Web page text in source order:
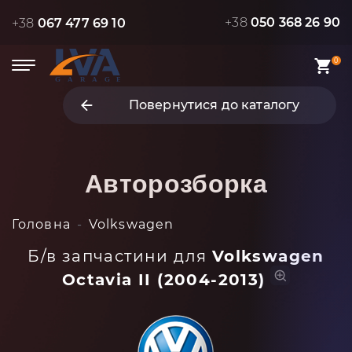
+38 067 477 69 10 +38 050 368 26 90
0
Повернутися до каталогу
Авторозборка
Головна Volkswagen
Б/в запчастини для Volkswagen
Octavia II (2004-2013)